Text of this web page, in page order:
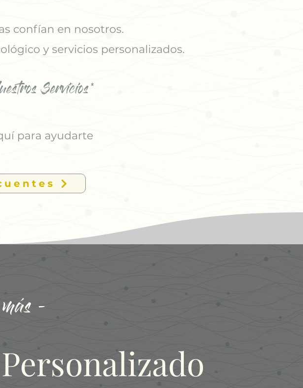
confían en nosotros.
y servicios personalizados.
Servicios*
para ayudarte
-